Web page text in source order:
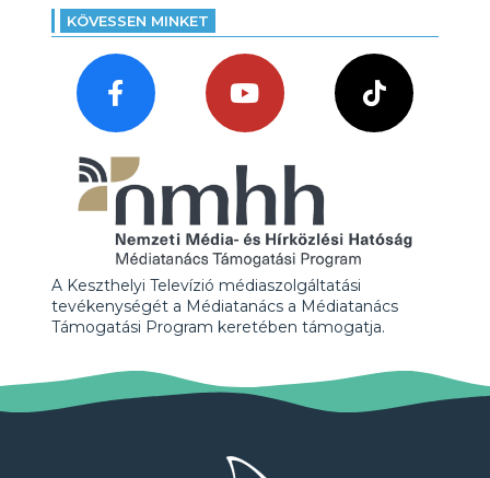
KÖVESSEN MINKET
A Keszthelyi Televízió médiaszolgáltatási
tevékenységét a Médiatanács a Médiatanács
Támogatási Program keretében támogatja.